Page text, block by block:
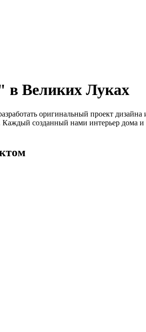
в Великих Луках
оригинальный проект дизайна
созданный нами интерьер дома и